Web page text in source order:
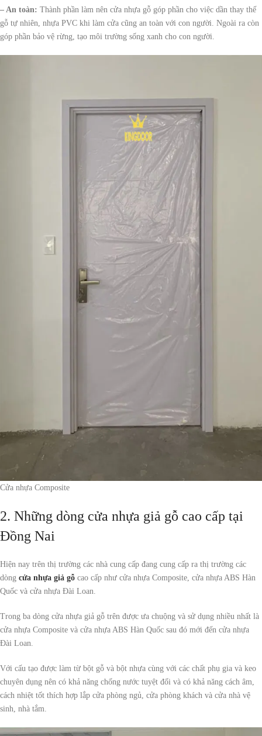
– An toàn: Thành phần làm nên cửa nhựa gỗ góp phần cho việc dần thay thế
gỗ tự nhiên, nhựa PVC khi làm cửa cũng an toàn với con người. Ngoài ra còn
góp phần bảo vệ rừng, tạo môi trường sống xanh cho con người.
Cửa nhựa Composite
2. Những dòng cửa nhựa giả gỗ cao cấp tại
Đồng Nai
Hiện nay trên thị trường các nhà cung cấp đang cung cấp ra thị trường các
dòng cửa nhựa giả gỗ cao cấp như cửa nhựa Composite, cửa nhựa ABS Hàn
Quốc và cửa nhựa Đài Loan.
Trong ba dòng cửa nhựa giả gỗ trên được ưa chuộng và sử dụng nhiều nhất là
cửa nhựa Composite và cửa nhựa ABS Hàn Quốc sau đó mới đến cửa nhựa
Đài Loan.
Với cấu tạo được làm từ bột gỗ và bột nhựa cùng với các chất phụ gia và keo
chuyên dụng nên có khả năng chống nước tuyệt đối và có khả năng cách âm,
cách nhiệt tốt thích hợp lắp cửa phòng ngủ, cửa phòng khách và cửa nhà vệ
sinh, nhà tắm.